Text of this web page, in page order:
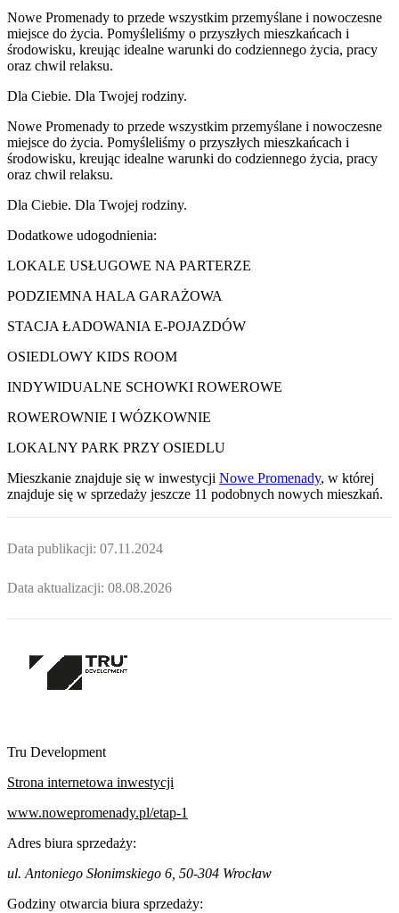
Nowe Promenady to przede wszystkim przemyślane i nowoczesne
miejsce do życia. Pomyśleliśmy o przyszłych mieszkańcach i
środowisku, kreując idealne warunki do codziennego życia, pracy
oraz chwil relaksu.
Dla Ciebie. Dla Twojej rodziny.
Nowe Promenady to przede wszystkim przemyślane i nowoczesne
miejsce do życia. Pomyśleliśmy o przyszłych mieszkańcach i
środowisku, kreując idealne warunki do codziennego życia, pracy
oraz chwil relaksu.
Dla Ciebie. Dla Twojej rodziny.
Dodatkowe udogodnienia:
LOKALE USŁUGOWE NA PARTERZE
PODZIEMNA HALA GARAŻOWA
STACJA ŁADOWANIA E-POJAZDÓW
OSIEDLOWY KIDS ROOM
INDYWIDUALNE SCHOWKI ROWEROWE
ROWEROWNIE I WÓZKOWNIE
LOKALNY PARK PRZY OSIEDLU
Mieszkanie znajduje się w inwestycji Nowe Promenady, w której
znajduje się w sprzedaży jeszcze 11 podobnych nowych mieszkań.
Data publikacji: 07.11.2024
Data aktualizacji: 08.08.2026
Tru Development
Strona internetowa inwestycji
www.nowepromenady.pl/etap-1
Adres biura sprzedaży:
ul. Antoniego Słonimskiego 6, 50-304 Wrocław
Godziny otwarcia biura sprzedaży: